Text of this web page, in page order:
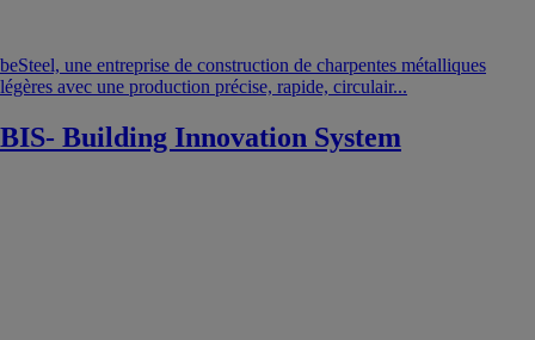
beSteel, une entreprise de construction de charpentes métalliques
légères avec une production précise, rapide, circulair...
BIS- Building Innovation System